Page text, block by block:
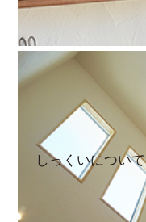
しっくいについて